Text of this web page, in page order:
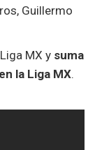
Guillermo
MX y suma
la Liga MX.